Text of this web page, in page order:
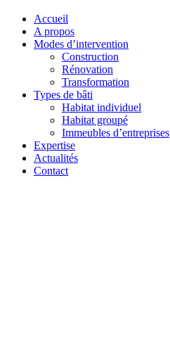
Accueil
A propos
Modes d’intervention
Construction
Rénovation
Transformation
Types de bâti
Habitat individuel
Habitat groupé
Immeubles d’entreprises
Expertise
Actualités
Contact